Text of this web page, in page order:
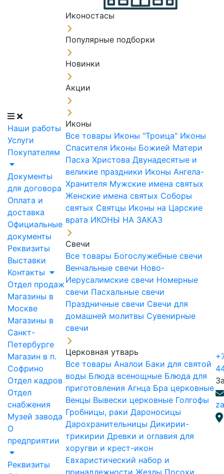
Наши работы
Услуги
Покупателям
Документы
для договора
Оплата и
доставка
Официальные
документы
Реквизиты
Выставки
Контакты
Отдел продаж
Магазины в
Москве
Магазины в
Санкт-
Петербурге
Магазин в п.
Софрино
Отдел кадров
Отдел
снабжения
Музей завода
О
предприятии
Реквизиты
Иконостасы
Популярные подборки
Новинки
Акции
Иконы
Все товары Иконы "Троица" Иконы
Спасителя Иконы Божией Матери
Пасха Христова Двунадесятые и
великие праздники Иконы Ангела-
Хранителя Мужские имена святых
Женские имена святых Соборы
святых Святцы Иконы на Царские
врата ИКОНЫ НА ЗАКАЗ
Свечи
Все товары Богослужебные свечи
Венчальные свечи Ново-
Иерусалимские свечи Номерные
свечи Пасхальные свечи
Праздничные свечи Свечи для
домашней молитвы Сувенирные
свечи
Церковная утварь
Все товары Аналои Баки для святой
воды Блюда всенощные Блюда для
приготовления Агнца Бра церковные
Венцы Вывески церковные Голгофы
Гробницы, раки Дароносицы
Дарохранительницы Дикирии-
трикирии Древки и оглавия для
хоругви и крест-икон
Евхаристический набор и
принадлежности Жезлы Посохи